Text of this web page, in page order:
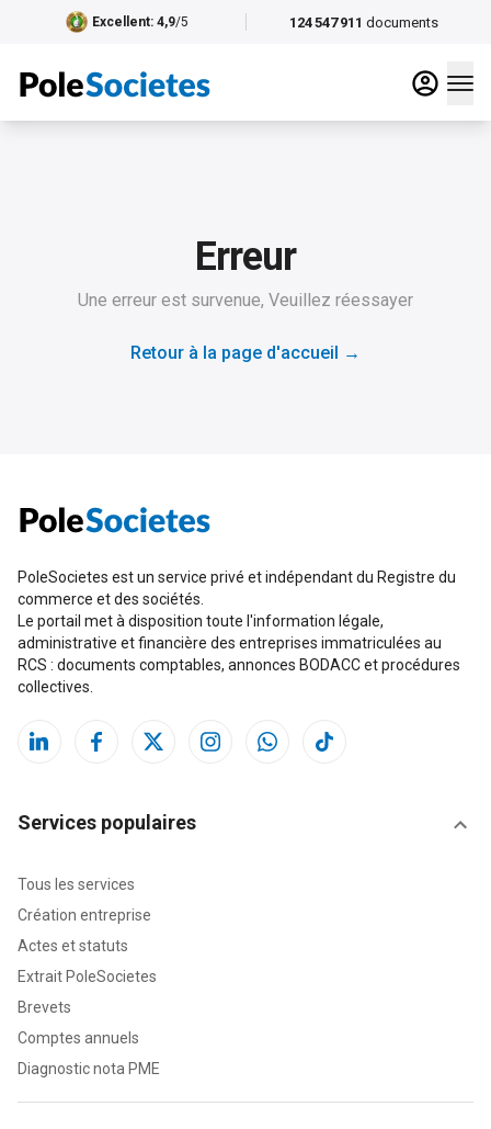
124 547 911 documents
Excellent: 4,9/5
Erreur
Une erreur est survenue, Veuillez réessayer
Retour à la page d'accueil →
PoleSocietes est un service privé et indépendant du Registre du
commerce et des sociétés.
Le portail met à disposition toute l'information légale,
administrative et financière des entreprises immatriculées au
RCS : documents comptables, annonces BODACC et procédures
collectives.
Services populaires
Tous les services
Création entreprise
Actes et statuts
Extrait PoleSocietes
Brevets
Comptes annuels
Diagnostic nota PME